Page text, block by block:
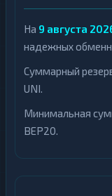
На 9 августа
надежных
Суммарный
UNI.
Минимальная
BEP20.